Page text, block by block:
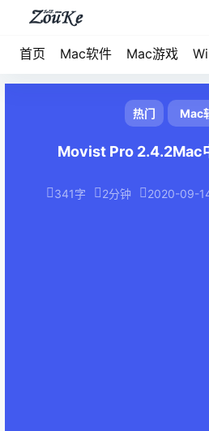
首页 Mac软件 Mac游戏
热门 Mac
Movist Pro 2.4.2Mac
341字 2分钟 2020-09-